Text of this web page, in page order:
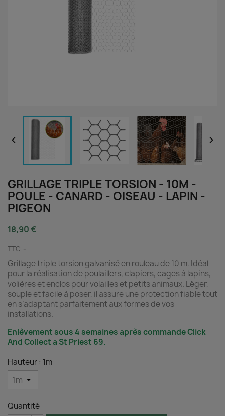
 
GRILLAGE TRIPLE TORSION - 10M -
POULE - CANARD - OISEAU - LAPIN -
PIGEON
18,90 €
TTC
Grillage triple torsion galvanisé en rouleau de 10 m. Idéal
pour la réalisation de poulaillers, clapiers, cages à lapins,
volières et enclos pour volailles et petits animaux. Léger,
souple et facile à poser, il assure une protection fiable tout
en s’adaptant parfaitement aux formes de vos
installations.
Enlèvement sous 4 semaines après commande Click
And Collect a St Priest 69.
Hauteur : 1m
Quantité